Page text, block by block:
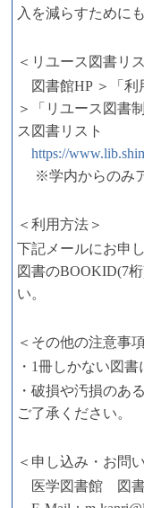
入を減らすために
＜リユース図書リ
図書館HP ＞「利
＞「リユース図書
ス図書リスト
https://
※学内からのみア
＜利用方法＞
下記メールにお申
図書のBOOKID(7
い。
＜その他の注意事
・1冊しかない図
・破損や汚損のあ
ご了承ください。
＜申し込み・お問
医学図書館 図書